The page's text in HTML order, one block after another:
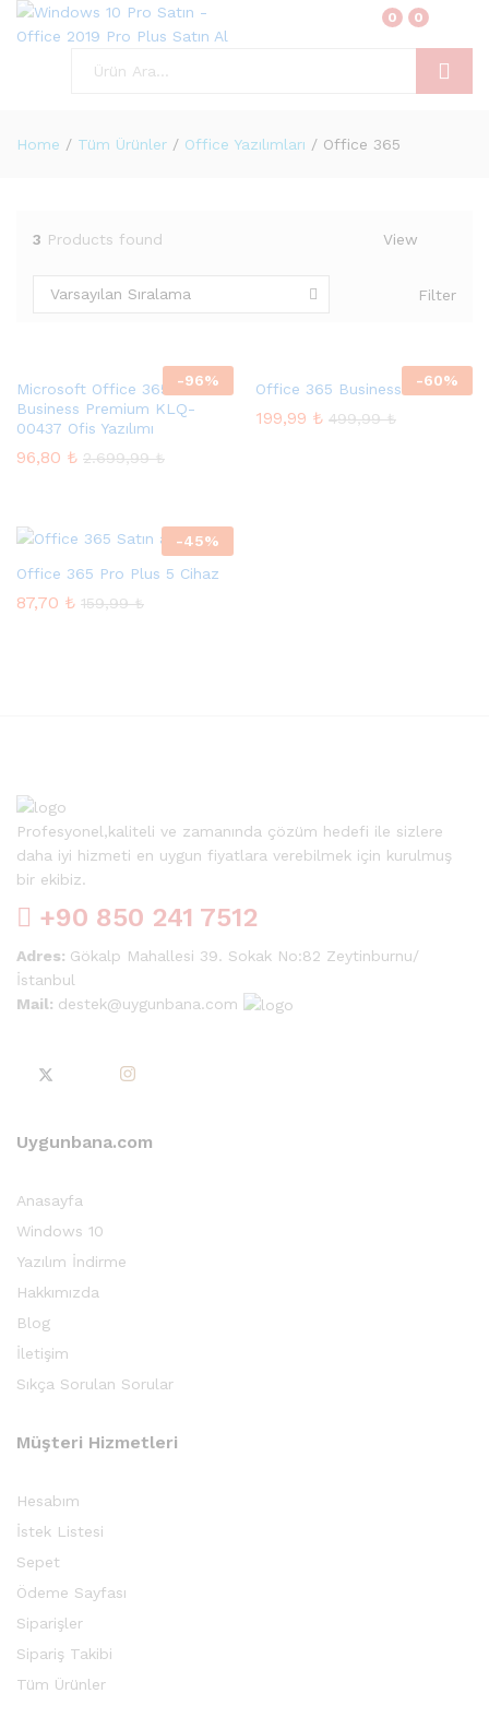
0 0
Home / Tüm Ürünler / Office Yazılımları / Office 365
3 Products found View
Filter
Varsayılan Sıralama
-96%
Microsoft Office 365
Business Premium KLQ-
00437 Ofis Yazılımı
96,80 ₺ 2.699,99₺
-60%
Office 365 Business
199,99 ₺ 499,99₺
-45%
Office 365 Pro Plus 5 Cihaz
87,70 ₺ 159,99₺
Profesyonel,kaliteli ve zamanında çözüm hedefi ile sizlere
daha iyi hizmeti en uygun fiyatlara verebilmek için kurulmuş
bir ekibiz.
+90 850 241 7512
Adres: Gökalp Mahallesi 39. Sokak No:82 Zeytinburnu/
İstanbul
Mail: destek@uygunbana.com
Uygunbana.com
Anasayfa
Windows 10
Yazılım İndirme
Hakkımızda
Blog
İletişim
Sıkça Sorulan Sorular
Müşteri Hizmetleri
Hesabım
İstek Listesi
Sepet
Ödeme Sayfası
Siparişler
Sipariş Takibi
Tüm Ürünler